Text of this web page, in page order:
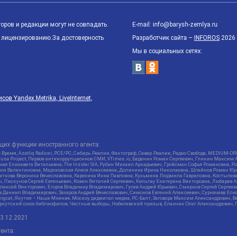
и редакции могут не совпадать.
достоверность
Yandex.Metrika, LiveInternet,
E-mail: info@barysh-zemlya.ru
Разработчик сайта – INFOROS 2026
Мы в социальных сетях:
функции иностранного агента:
Azatliq Radiosi, PCE/PC, Сибирь.Реалии, Фактограф, Север.Реалии, Радио Свобода, MEDIUM-
Project, Первое антикоррупционное СМИ, VTimes.io, Баданин Роман Сергеевич, Гликин
Елизавета Витальевна, The Insider SIA, Рубин Михаил Аркадьевич, Гройсман Софья
Валентиновна, Мароховская Алеся Алексеевна, Долинина Ирина Николаевна, Шлейнов Роман
Вероника Вячеславовна, Карезина Инна Павловна, Кузьмина Людмила Гавриловна,
Сергей Евгеньевич, Ковин Виталий Сергеевич, Кильтау Екатерина Викторовна,
Викторович, Егоров Владимир Владимирович, Гусев Андрей Юрьевич, Смирнов Сергей
Владимирович, Захаров Андрей Вячеславович, Симонов Евгений Алексеевич, Сурначева
Якутия – Наше Мнение, Москоу диджитал медиа, РС-Балт, Заговора Максим Александрович,
союз библиофилов, Честные выборы, Нобелевский призыв, Еланчик Олег Александрович,